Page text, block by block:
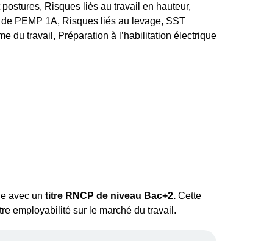
postures, Risques liés au travail en hauteur,
PEMP 1A, Risques liés au levage, SST
du travail, Préparation à l’habilitation électrique
avec untitre RNCP de niveau Bac+2. Cette
employabilité sur le marché du travail.